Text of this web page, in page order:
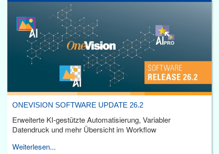
ONEVISION SOFTWARE UPDATE 26.2
Erweiterte KI-gestützte Automatisierung, Variabler
Datendruck und mehr Übersicht im Workflow
Weiterlesen...